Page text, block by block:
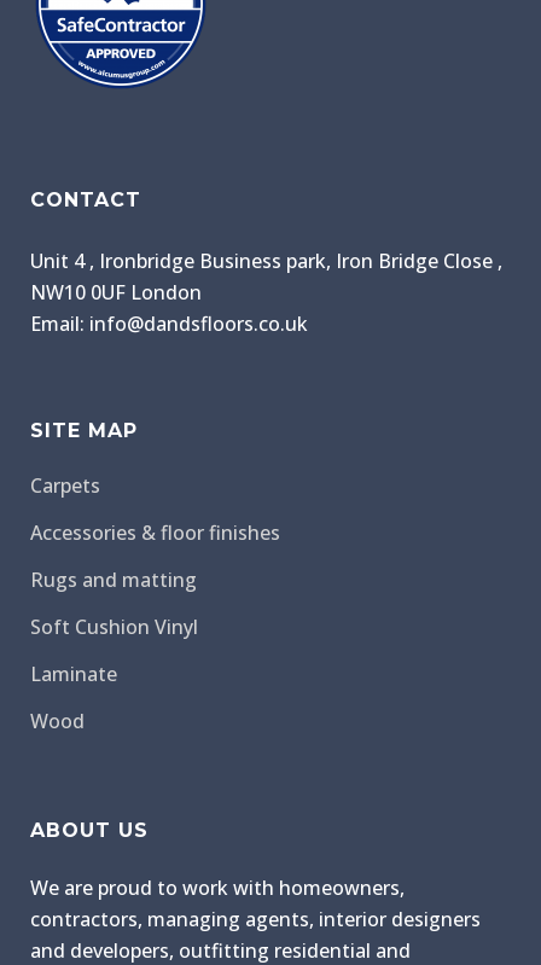
CONTACT
Unit 4 , Ironbridge Business park, Iron Bridge Close ,
NW10 0UF London
Email: info@dandsfloors.co.uk
SITE MAP
Carpets
Accessories & floor finishes
Rugs and matting
Soft Cushion Vinyl
Laminate
Wood
ABOUT US
We are proud to work with homeowners,
contractors, managing agents, interior designers
and developers, outfitting residential and